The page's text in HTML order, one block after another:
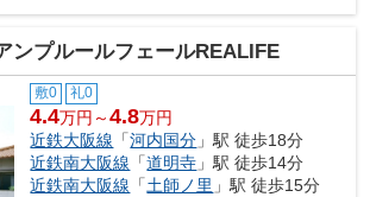
ンプルールフェールREALIFE
敷0 礼0
4.4万円～4.8万円
近鉄大阪線 「河内国分 」駅 徒歩18分
近鉄南大阪線 「道明寺 」駅 徒歩14分
近鉄南大阪線 「土師ノ里 」駅 徒歩15分